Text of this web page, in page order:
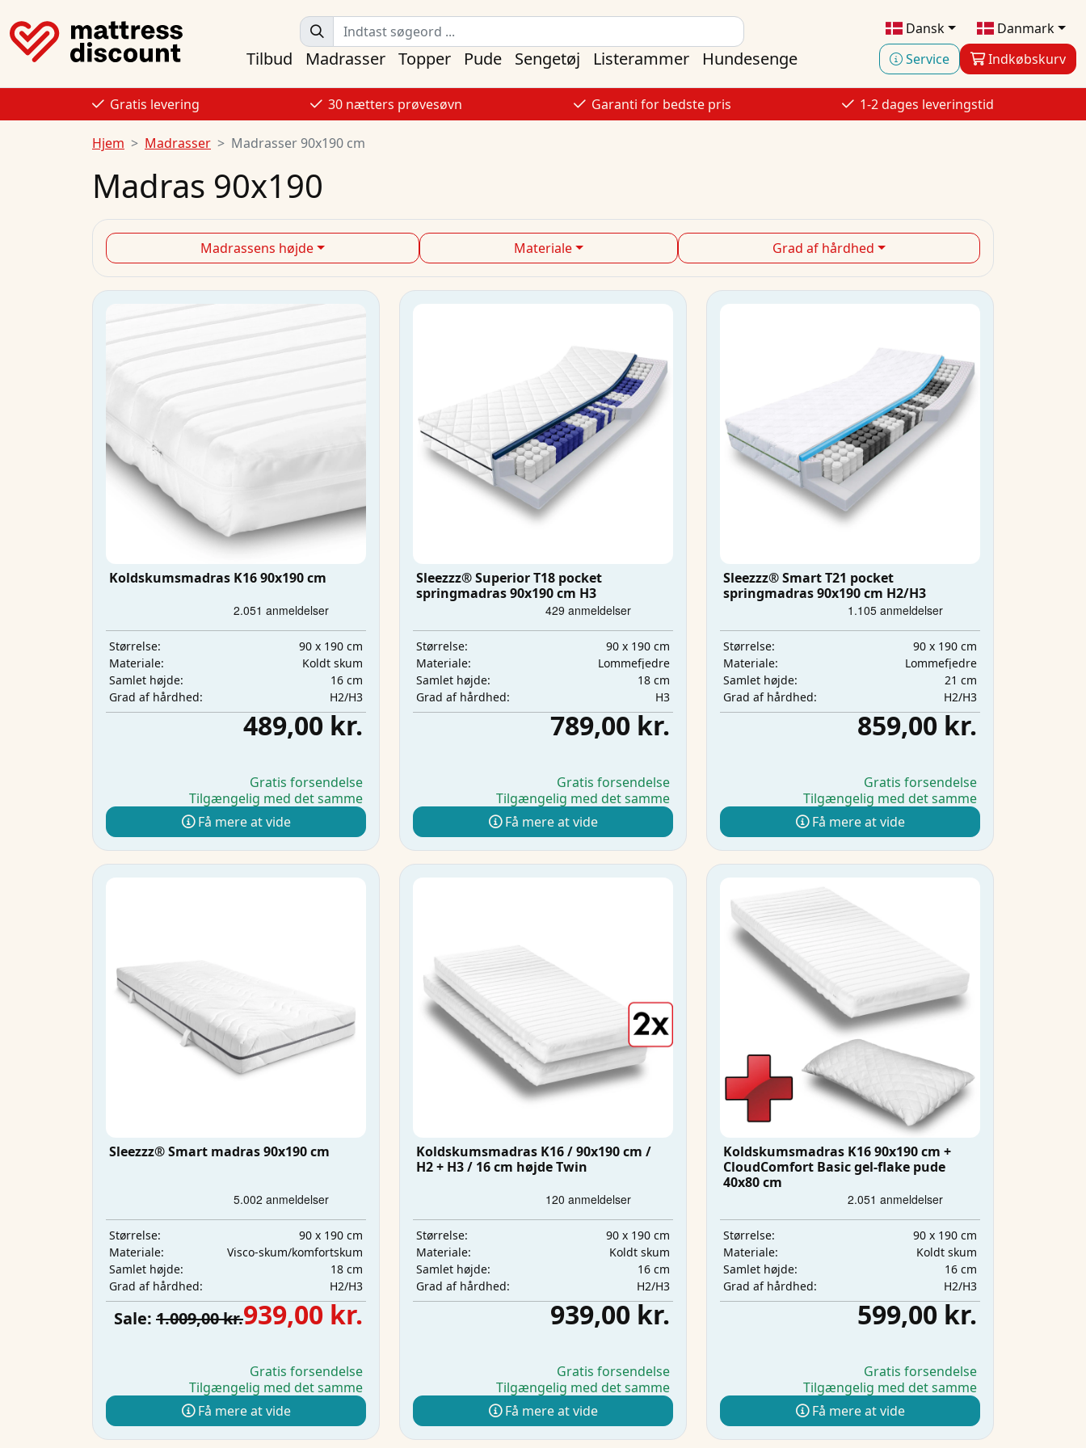
Dansk
Danmark
Service
Indkøbskurv
Tilbud Madrasser Topper Pude Sengetøj Listerammer Hundesenge
Gratis levering 30 nætters prøvesøvn Garanti for bedste pris 1-2 dages leveringstid
Hjem Madrasser Madrasser 90x190 cm
Madras 90x190
Madrassens højde Materiale Grad af hårdhed
Koldskumsmadras K16 90x190 cm
Størrelse:
90 x 190 cm
Materiale:
Koldt skum
Samlet højde:
16 cm
Grad af hårdhed:
H2/H3
489,00 kr.
Gratis forsendelse
Tilgængelig med det samme
Få mere at vide
Sleezzz® Superior T18 pocket
springmadras 90x190 cm H3
Størrelse:
90 x 190 cm
Materiale:
Lommefjedre
Samlet højde:
18 cm
Grad af hårdhed:
H3
789,00 kr.
Gratis forsendelse
Tilgængelig med det samme
Få mere at vide
Sleezzz® Smart T21 pocket
springmadras 90x190 cm H2/H3
Størrelse:
90 x 190 cm
Materiale:
Lommefjedre
Samlet højde:
21 cm
Grad af hårdhed:
H2/H3
859,00 kr.
Gratis forsendelse
Tilgængelig med det samme
Få mere at vide
Sleezzz® Smart madras 90x190 cm
Størrelse:
90 x 190 cm
Materiale:
Visco-skum/komfortskum
Samlet højde:
18 cm
Grad af hårdhed:
H2/H3
Sale: 1.009,00 kr.939,00 kr.
Gratis forsendelse
Tilgængelig med det samme
Få mere at vide
Koldskumsmadras K16 / 90x190 cm /
H2 + H3 / 16 cm højde Twin
Størrelse:
90 x 190 cm
Materiale:
Koldt skum
Samlet højde:
16 cm
Grad af hårdhed:
H2/H3
939,00 kr.
Gratis forsendelse
Tilgængelig med det samme
Få mere at vide
Koldskumsmadras K16 90x190 cm +
CloudComfort Basic gel-flake pude
40x80 cm
Størrelse:
90 x 190 cm
Materiale:
Koldt skum
Samlet højde:
16 cm
Grad af hårdhed:
H2/H3
599,00 kr.
Gratis forsendelse
Tilgængelig med det samme
Få mere at vide